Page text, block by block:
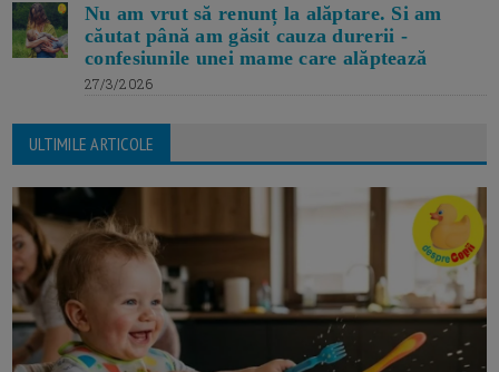
Nu am vrut să renunț la alăptare. Si am
căutat până am găsit cauza durerii -
confesiunile unei mame care alăptează
27/3/2026
ULTIMILE ARTICOLE